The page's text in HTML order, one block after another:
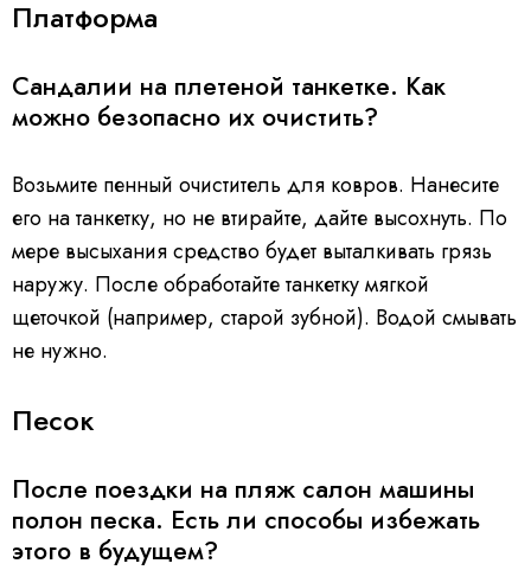
Платформа
Сандалии на плетеной танкетке. Как
можно безопасно их очистить?
Возьмите пенный очиститель для ковров. Нанесите
его на танкетку, но не втирайте, дайте высохнуть. По
мере высыхания средство будет выталкивать грязь
наружу. После обработайте танкетку мягкой
щеточкой (например, старой зубной). Водой смывать
не нужно.
Песок
После поездки на пляж салон машины
полон песка. Есть ли способы избежать
этого в будущем?